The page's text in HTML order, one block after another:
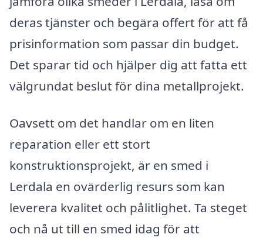
deras tjänster och begära offert för att få
prisinformation som passar din budget.
Det sparar tid och hjälper dig att fatta ett
välgrundat beslut för dina metallprojekt.
Oavsett om det handlar om en liten
reparation eller ett stort
konstruktionsprojekt, är en smed i
Lerdala en ovärderlig resurs som kan
leverera kvalitet och pålitlighet. Ta steget
och nå ut till en smed idag för att